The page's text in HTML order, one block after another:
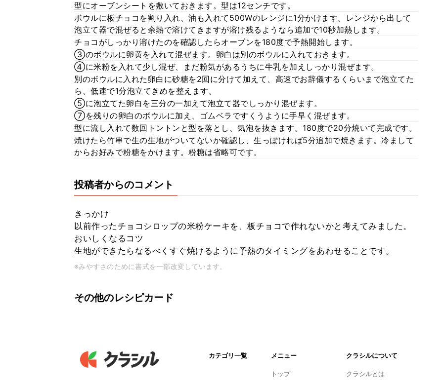
型にオーブンシートを敷いておきます。型は12センチです。
ボウルに板チョコを割り入れ、油も入れて500Wのレンジに1分かけます。レンジから出して
泡立て器で混ぜると余熱で溶けてきますが溶け残るようなら追加で10秒加熱します。
チョコがしっかり溶けたのを確認したらオーブンを180度で予熱開始します。
③のボウルに卵黄を入れて混ぜます。卵白は別のボウルに入れておきます。
④に米粉を入れて少し混ぜ、まだ粉気があるうちに牛乳を加えしっかり混ぜます。
別のボウルに入れた卵白に砂糖を2回に分けて加えて、高速でお辞儀するくらいまで泡立てた
ら、低速で1分泡立てきめを整えます。
⑤に泡立てた卵白を三分の一加えて泡立て器でしっかり混ぜます。
⑦を残りの卵白のボウルに加え、ゴムベラですくうように手早く混ぜます。
型に流し入れて数回トントンと型を落とし、気泡を抜きます。180度で20分焼いて完成です。
焼けたら竹串で生の生地がついてないか確認し、生っぽければ5分追加で焼きます。冷まして
からお好みで粉糖をかけます。粉糖は省略可です。
投稿者からのコメント
きっかけ
以前作ったチョコシロップの米粉ケーキを、板チョコで作れないかと考えてみました。
おいしくなるコツ
生地ができたらなるべくすぐ焼けるように予熱のタイミングをあわせることです。
※みやすさのために書式を一部改変しています。
その他のレシピカード
カテゴリ一覧 メニュー
トップ
クラシルについて
クラシルとは